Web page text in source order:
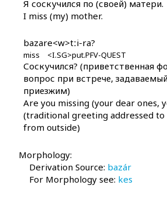
baħsá
bažárankul
baʁ
baʁdábus
baʁdáku
baʁíšla as
baʕáj
Я соскучился по (своей) матери.
I miss (my) mother.
bazar
miss
e<w>tːi-ra?
<I.SG>put.PFV-QUEST
Соскучился? (приветственная
вопрос при встрече,
приезжим)
Are you missing (your dear ones,
(traditional greeting addressed to
from outside)
Morphology:
Derivation Source: bazár
For Morphology see: kes